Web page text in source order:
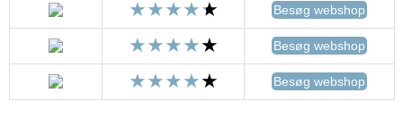
Besøg webshop
Besøg webshop
Besøg webshop